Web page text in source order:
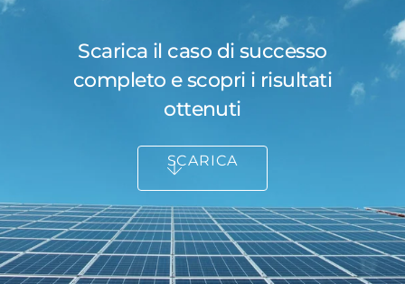
Scarica il caso di successo
completo e scopri i risultati
ottenuti
SCARICA